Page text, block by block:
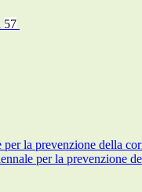
57
per la prevenzione della
per la prevenzione